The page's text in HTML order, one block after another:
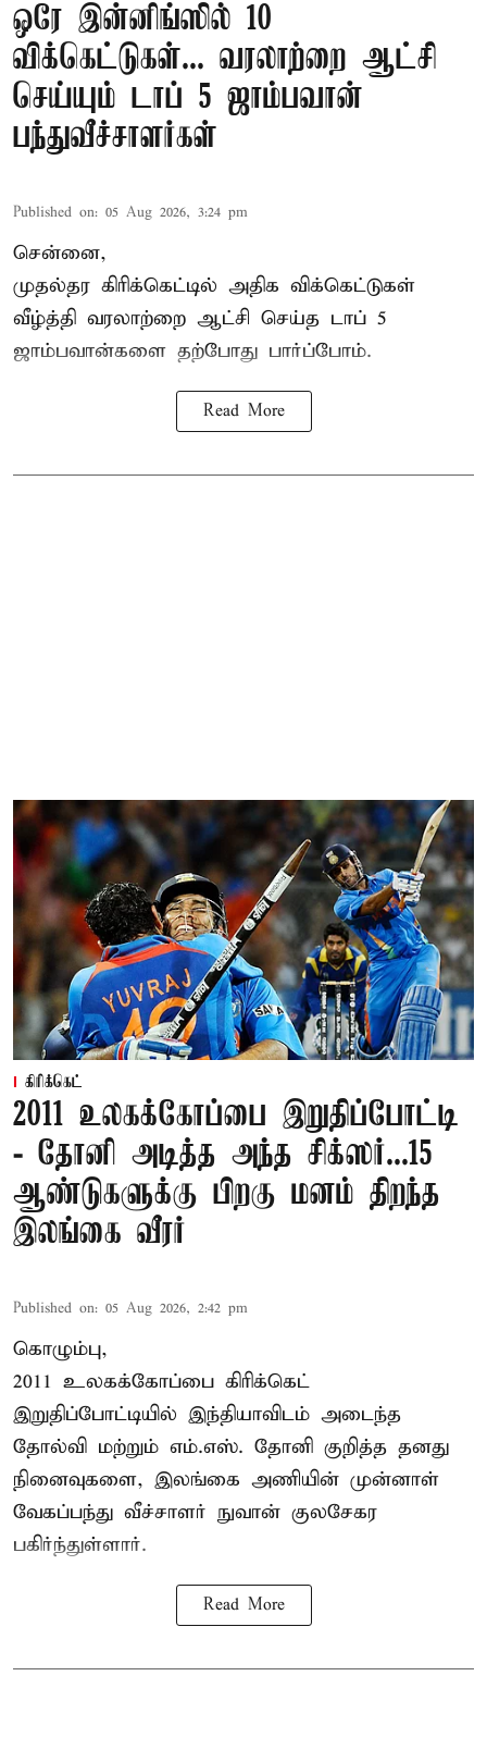
ஒரே இன்னிங்ஸில் 10
விக்கெட்டுகள்... வரலாற்றை ஆட்சி
செய்யும் டாப் 5 ஜாம்பவான்
பந்துவீச்சாளர்கள்
Published on: 05 Aug 2026, 3:24 pm
சென்னை,
முதல்தர கிரிக்கெட்டில் அதிக விக்கெட்டுகள்
வீழ்த்தி வரலாற்றை ஆட்சி செய்த டாப் 5
ஜாம்பவான்களை தற்போது பார்ப்போம்.
Read More
கிரிக்கெட்
2011 உலகக்கோப்பை இறுதிப்போட்டி
- தோனி அடித்த அந்த சிக்ஸர்...15
ஆண்டுகளுக்கு பிறகு மனம் திறந்த
இலங்கை வீரர்
Published on: 05 Aug 2026, 2:42 pm
கொழும்பு,
2011 உலகக்கோப்பை கிரிக்கெட்
இறுதிப்போட்டியில் இந்தியாவிடம் அடைந்த
தோல்வி மற்றும் எம்.எஸ். தோனி குறித்த தனது
நினைவுகளை, இலங்கை அணியின் முன்னாள்
வேகப்பந்து வீச்சாளர் நுவான் குலசேகர
பகிர்ந்துள்ளார்.
Read More